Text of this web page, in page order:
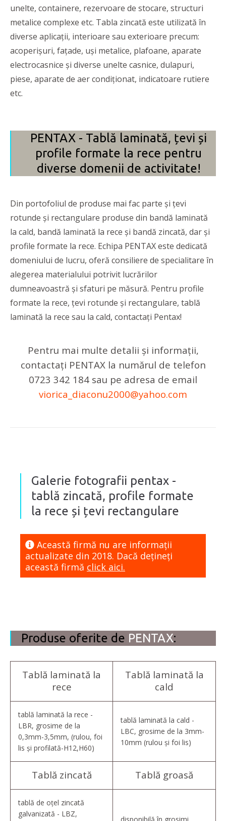
unelte, containere, rezervoare de stocare, structuri
metalice complexe etc. Tabla zincată este utilizată în
diverse aplicații, interioare sau exterioare precum:
acoperișuri, fațade, uși metalice, plafoane, aparate
electrocasnice și diverse unelte casnice, dulapuri,
piese, aparate de aer condiționat, indicatoare rutiere
etc.
PENTAX - Tablă laminată, țevi și
profile formate la rece pentru
diverse domenii de activitate!
Din portofoliul de produse mai fac parte și țevi
rotunde și rectangulare produse din bandă laminată
la cald, bandă laminată la rece și bandă zincată, dar și
profile formate la rece. Echipa PENTAX este dedicată
domeniului de lucru, oferă consiliere de specialitare în
alegerea materialului potrivit lucrărilor
dumneavoastră și sfaturi pe măsură. Pentru profile
formate la rece, țevi rotunde și rectangulare, tablă
laminată la rece sau la cald, contactați Pentax!
Pentru mai multe detalii și informații,
contactați PENTAX la numărul de telefon
0723 342 184 sau pe adresa de email
viorica_diaconu2000@yahoo.com
Galerie fotografii pentax -
tablă zincată, profile formate
la rece și țevi rectangulare
Această firmă nu are informaţii
actualizate din 2018. Dacă dețineți
această firmă click aici.
Produse oferite de PENTAX:
Tablă laminată la
rece
Tablă laminată la
cald
tablă laminată la rece -
LBR, grosime de la
0,3mm-3,5mm, (rulou, foi
lis și profilată-H12,H60)
tablă laminată la cald -
LBC, grosime de la 3mm-
10mm (rulou și foi lis)
Tablă zincată Tablă groasă
tablă de oțel zincată
galvanizată - LBZ,